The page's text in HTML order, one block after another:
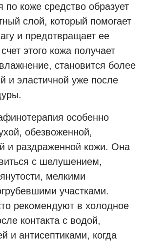
по коже средство образует
слой, который помогает
и предотвращает ее
этого кожа получает
становится более
и эластичной уже после
особенно
обезвоженной,
и раздраженной кожи. Она
с шелушением,
мелкими
участками.
рекомендуют в холодное
контакта с водой,
и антисептиками, когда